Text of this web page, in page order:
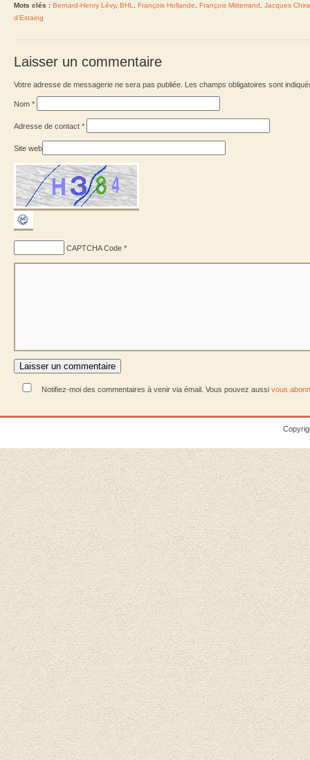
Mots clés : Bernard-Henry Lévy, BHL François Hollande François Mitterrand
Jacques
d'Estaing
Laisser un commentaire
Votre adresse de messagerie ne sera pas publiée. Les champs obligatoires sont
Nom *
Adresse de contact *
Site web
CAPTCHA Code *
Notifiez-moi des commentaires à venir via émail. Vous pouvez aussi vous